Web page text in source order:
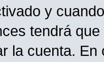
y
tendrá
la cuenta.